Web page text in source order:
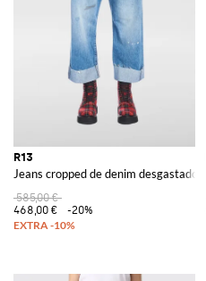
R13
Jeans cropped de denim desgastado
585,00 €
468,00 €
-20%